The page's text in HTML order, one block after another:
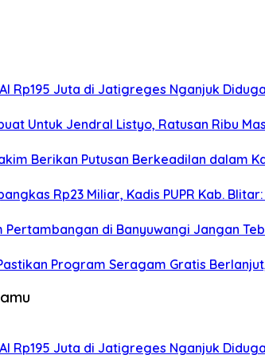
Rp195 Juta di Jatigreges Nganjuk
Untuk Jendral Listyo, Ratusan Ribu
Berikan Putusan Berkeadilan dalam
Rp23 Miliar, Kadis PUPR Kab.
Pertambangan di Banyuwangi Jangan
Program Seragam Gratis
Rp195 Juta di Jatigreges Nganjuk